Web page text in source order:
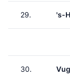
29. 's-
30.